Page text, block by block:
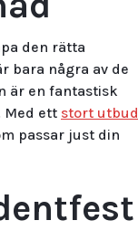
den rätta
bara några av de
är en fantastisk
Med ett stort utbud
passar just din